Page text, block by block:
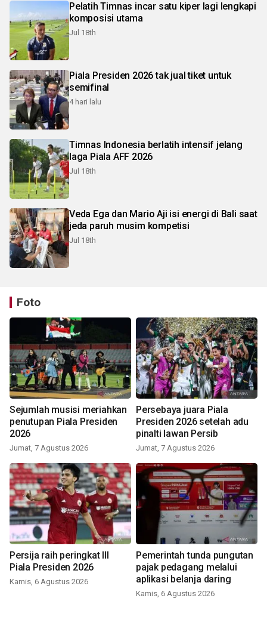
Pelatih Timnas incar satu kiper lagi lengkapi
komposisi utama
Jul 18th
Piala Presiden 2026 tak jual tiket untuk
semifinal
4 hari lalu
Timnas Indonesia berlatih intensif jelang
laga Piala AFF 2026
Jul 18th
Veda Ega dan Mario Aji isi energi di Bali saat
jeda paruh musim kompetisi
Jul 18th
Foto
Sejumlah musisi meriahkan
penutupan Piala Presiden
2026
Jumat, 7 Agustus 2026
Persebaya juara Piala
Presiden 2026 setelah adu
pinalti lawan Persib
Jumat, 7 Agustus 2026
Persija raih peringkat III
Piala Presiden 2026
Kamis, 6 Agustus 2026
Pemerintah tunda pungutan
pajak pedagang melalui
aplikasi belanja daring
Kamis, 6 Agustus 2026